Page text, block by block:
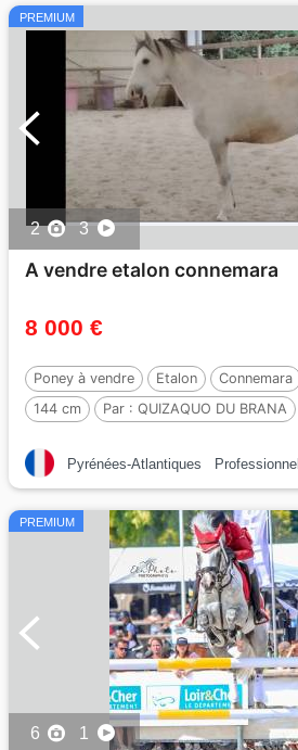
PREMIUM
2 3
A vendre etalon connemara
8 000 €
Poney à vendre Etalon Connemara
144 cm
Par : QUIZAQUO DU BRANA
Pyrénées-Atlantiques Professionnel
PREMIUM
6 1